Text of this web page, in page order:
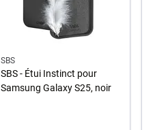
SBS
SBS - Étui Instinct pour
Samsung Galaxy S25, noir